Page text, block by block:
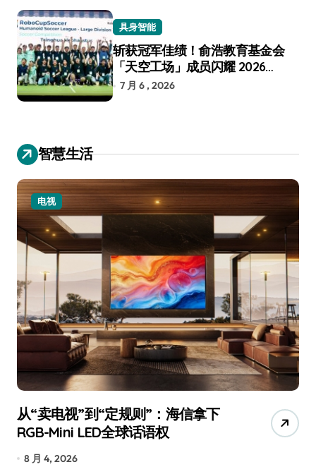
具身智能
斩获冠军佳绩！俞浩教育基金会
「天空工场」成员闪耀 2026
RoboCup 机器人世界杯
7 月 6 , 2026
智慧生活
电视
从“卖电视”到“定规则”：海信拿下
RGB-Mini LED全球话语权
8 月 4, 2026